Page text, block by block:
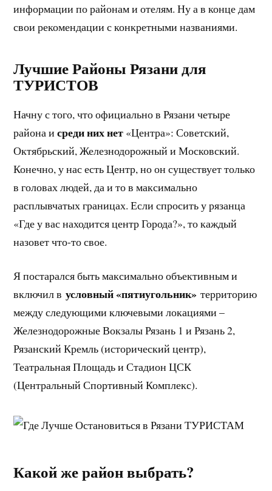
информации по районам и отелям. Ну а в конце дам
свои рекомендации с конкретными названиями.
Лучшие Районы Рязани для
ТУРИСТОВ
Начну с того, что официально в Рязани четыре
района исреди них нет «Центра»: Советский,
Октябрьский, Железнодорожный и Московский.
Конечно, у нас есть Центр, но он существует только
в головах людей, да и то в максимально
расплывчатых границах. Если спросить у рязанца
«Где у вас находится центр Города?», то каждый
назовет что-то свое.
Я постарался быть максимально объективным и
включил вусловный «пятиугольник» территорию
между следующими ключевыми локациями –
Железнодорожные Вокзалы Рязань 1 и Рязань 2,
Рязанский Кремль (исторический центр),
Театральная Площадь и Стадион ЦСК
(Центральный Спортивный Комплекс).
Какой же район выбрать?